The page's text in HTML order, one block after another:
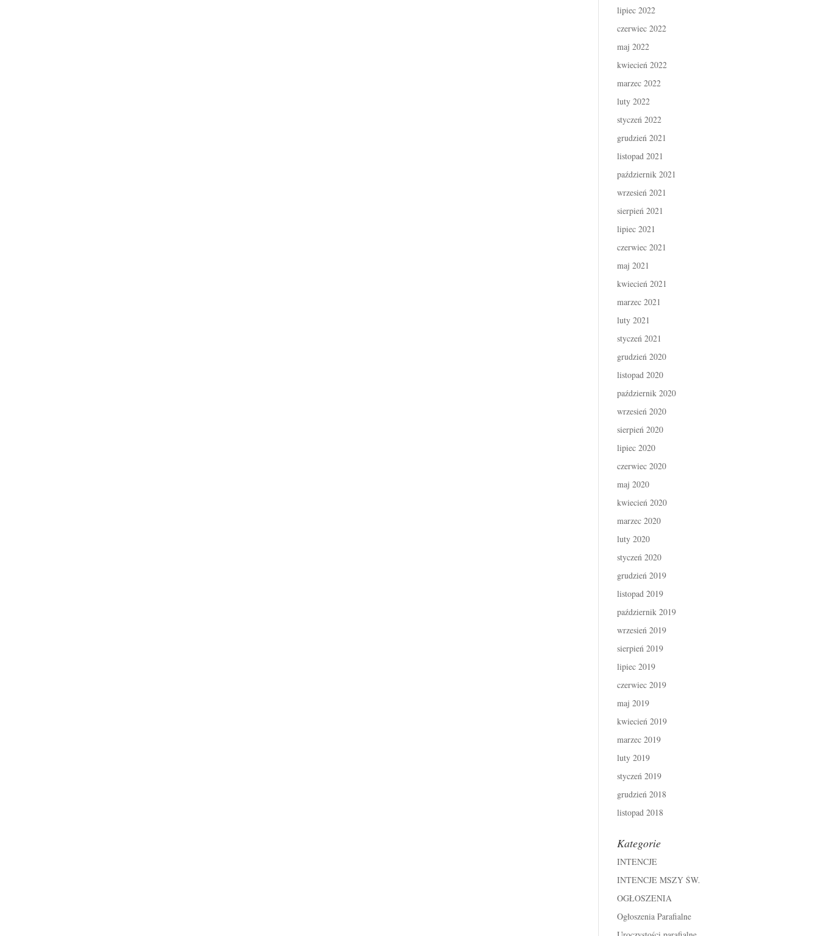
lipiec 2022
czerwiec 2022
maj 2022
kwiecień 2022
marzec 2022
luty 2022
styczeń 2022
grudzień 2021
listopad 2021
październik 2021
wrzesień 2021
sierpień 2021
lipiec 2021
czerwiec 2021
maj 2021
kwiecień 2021
marzec 2021
luty 2021
styczeń 2021
grudzień 2020
listopad 2020
październik 2020
wrzesień 2020
sierpień 2020
lipiec 2020
czerwiec 2020
maj 2020
kwiecień 2020
marzec 2020
luty 2020
styczeń 2020
grudzień 2019
listopad 2019
październik 2019
wrzesień 2019
sierpień 2019
lipiec 2019
czerwiec 2019
maj 2019
kwiecień 2019
marzec 2019
luty 2019
styczeń 2019
grudzień 2018
listopad 2018
Kategorie
INTENCJE
INTENCJE MSZY ŚW.
OGŁOSZENIA
Ogłoszenia Parafialne